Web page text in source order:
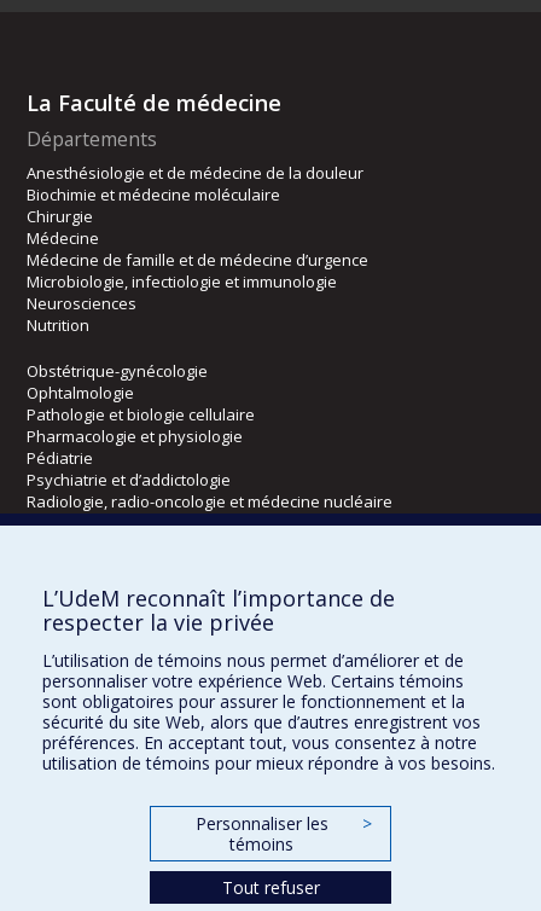
La Faculté de médecine
Départements
Anesthésiologie et de médecine de la douleur
Biochimie et médecine moléculaire
Chirurgie
Médecine
Médecine de famille et de médecine d’urgence
Microbiologie, infectiologie et immunologie
Neurosciences
Nutrition
Obstétrique-gynécologie
Ophtalmologie
Pathologie et biologie cellulaire
Pharmacologie et physiologie
Pédiatrie
Psychiatrie et d’addictologie
Radiologie, radio-oncologie et médecine nucléaire
Kinésiologie et des sciences de l’activité physique
Orthophonie et audiologie
Réadaptation
Directions
DPC
CPASS
L’UdeM reconnaît l’importance de
respecter la vie privée
L’utilisation de témoins nous permet d’améliorer et de
personnaliser votre expérience Web. Certains témoins
sont obligatoires pour assurer le fonctionnement et la
sécurité du site Web, alors que d’autres enregistrent vos
préférences. En acceptant tout, vous consentez à notre
utilisation de témoins pour mieux répondre à vos besoins.
Personnaliser les
témoins
>
Tout refuser